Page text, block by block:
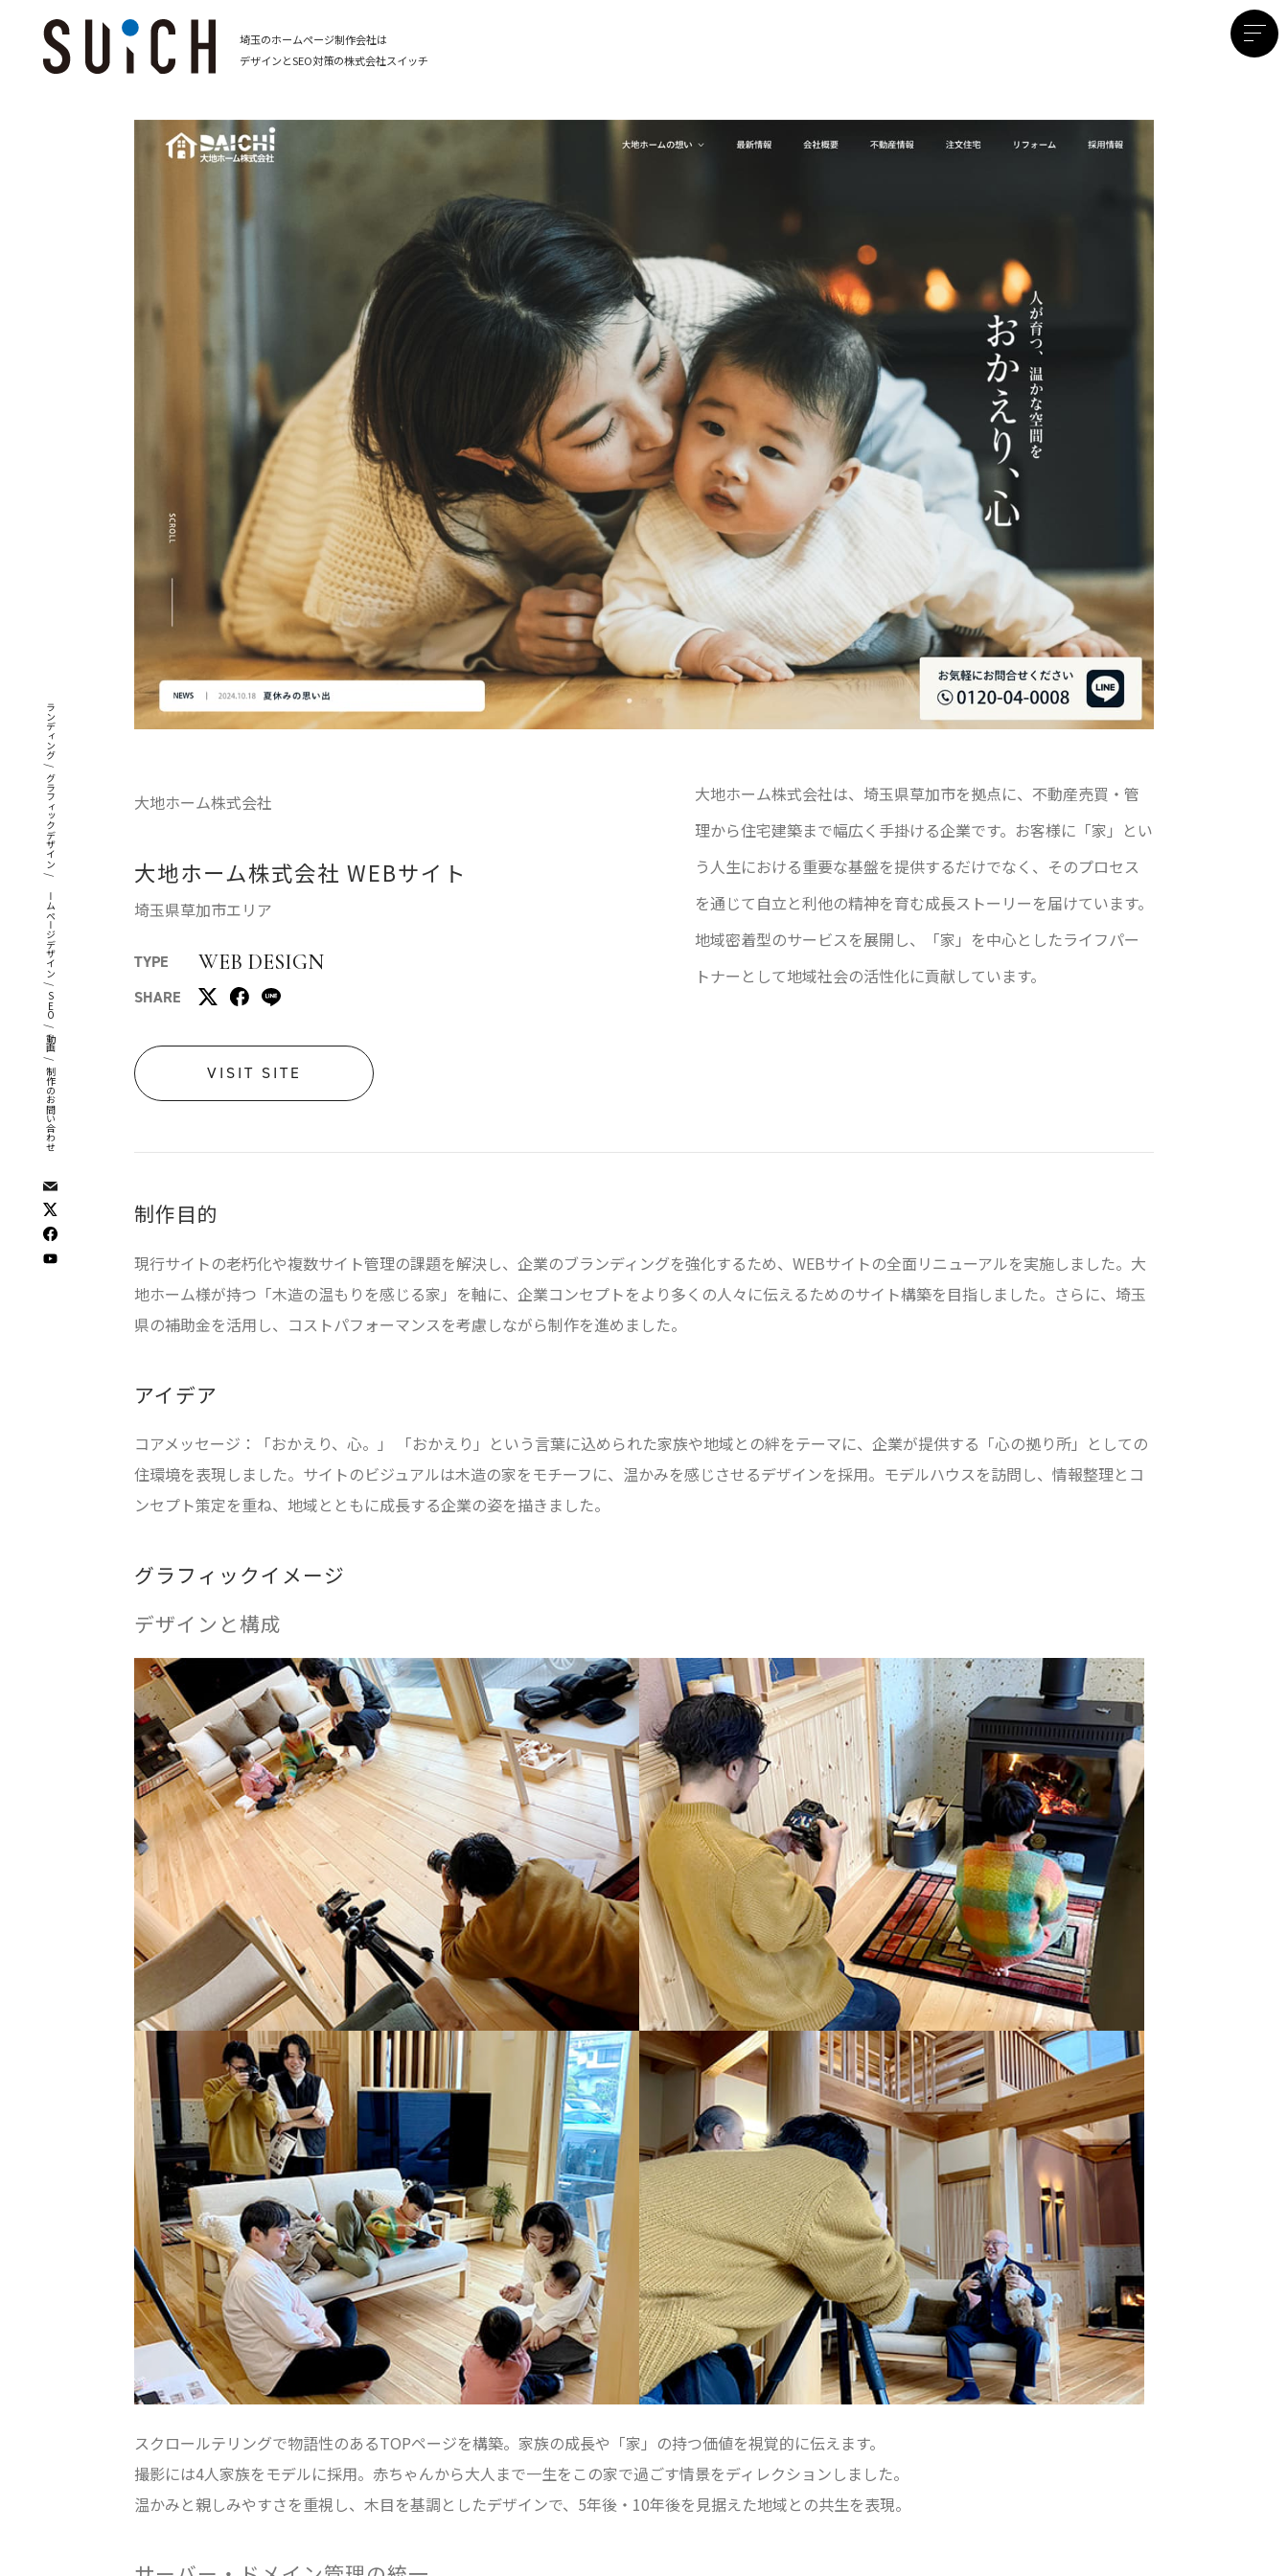
埼玉のホームページ制作会社は
デザインとSEO対策の株式会社スイッチ
ブランディング
/
グラフィックデザイン
/
ホームページデザイン
/
SEO
/
動画
/
制作のお問い合わせ
大地ホーム株式会社
大地ホーム株式会社 WEBサイト
埼玉県草加市エリア
TYPE WEB DESIGN
SHARE
VISIT SITE
大地ホーム株式会社は、埼玉県草加市を拠点に、不動産売買・管
理から住宅建築まで幅広く手掛ける企業です。お客様に「家」とい
う人生における重要な基盤を提供するだけでなく、そのプロセス
を通じて自立と利他の精神を育む成長ストーリーを届けています。
地域密着型のサービスを展開し、「家」を中心としたライフパー
トナーとして地域社会の活性化に貢献しています。
制作目的
現行サイトの老朽化や複数サイト管理の課題を解決し、企業のブランディングを強化するため、WEBサイトの全面リニューアルを実施しました。大
地ホーム様が持つ「木造の温もりを感じる家」を軸に、企業コンセプトをより多くの人々に伝えるためのサイト構築を目指しました。さらに、埼玉
県の補助金を活用し、コストパフォーマンスを考慮しながら制作を進めました。
アイデア
コアメッセージ：「おかえり、心。」 「おかえり」という言葉に込められた家族や地域との絆をテーマに、企業が提供する「心の拠り所」としての
住環境を表現しました。サイトのビジュアルは木造の家をモチーフに、温かみを感じさせるデザインを採用。モデルハウスを訪問し、情報整理とコ
ンセプト策定を重ね、地域とともに成長する企業の姿を描きました。
グラフィックイメージ
デザインと構成
スクロールテリングで物語性のあるTOPページを構築。家族の成長や「家」の持つ価値を視覚的に伝えます。
撮影には4人家族をモデルに採用。赤ちゃんから大人まで一生をこの家で過ごす情景をディレクションしました。
温かみと親しみやすさを重視し、木目を基調としたデザインで、5年後・10年後を見据えた地域との共生を表現。